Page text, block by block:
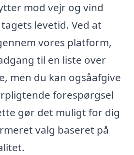
mod vejr og vind
levetid. Ved at
vores platform,
til en liste over
men du kan ogsåafgive
forespørgsel
gør det muligt for dig
valg baseret på